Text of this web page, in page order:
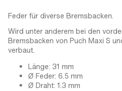
Feder für diverse Bremsbacken.
Wird unter anderem bei den
Bremsbacken von Puch Maxi S
verbaut.
Länge: 31 mm
Ø Feder: 6.5 mm
Ø Draht: 1.3 mm